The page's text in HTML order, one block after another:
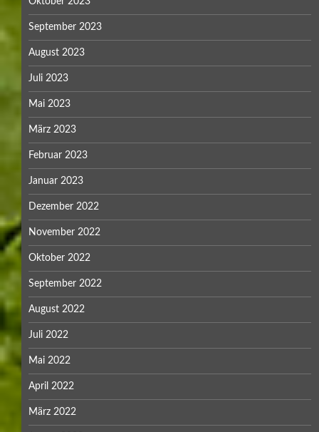
September 2023
August 2023
Juli 2023
Mai 2023
März 2023
Februar 2023
Januar 2023
Dezember 2022
November 2022
Oktober 2022
September 2022
August 2022
Juli 2022
Mai 2022
April 2022
März 2022